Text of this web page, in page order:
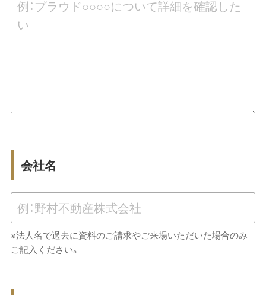
会社名
※法人名で過去に資料のご請求やご来場いただいた場合のみ
ご記入ください。